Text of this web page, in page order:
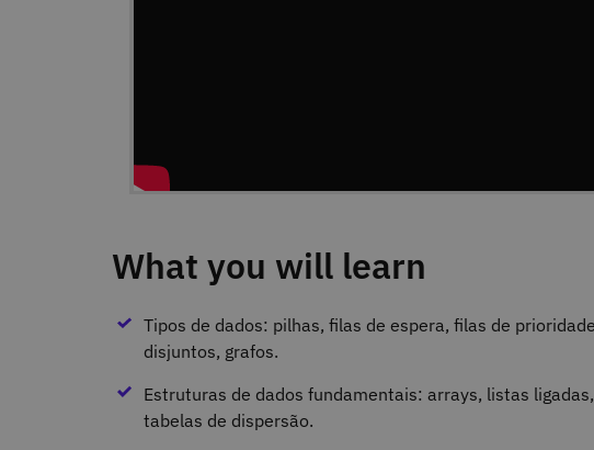
What you will learn
Tipos de dados: pilhas, filas de espera, filas de
disjuntos, grafos.
Estruturas de dados fundamentais: arrays, listas
tabelas de dispersão.